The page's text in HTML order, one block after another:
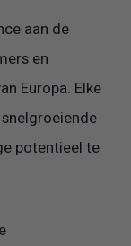
aan de
en
Europa. Elke
potentieel te